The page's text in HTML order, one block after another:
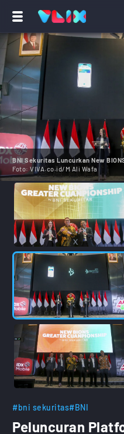
BNI Sekuritas Luncurkan New
Foto: VIVA.co.id/M Ali Wafa
#bni sekuritas#BNI
Peluncuran